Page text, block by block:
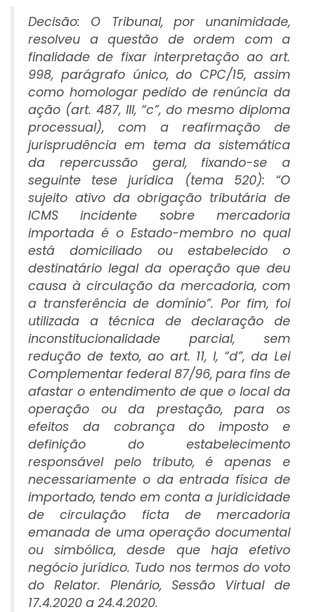
Decisão: O Tribunal, por unanimidade,
resolveu a questão de ordem com a
finalidade de fixar interpretação ao art.
998, parágrafo único, do CPC/15, assim
como homologar pedido de renúncia da
ação (art. 487, III, “c”, do mesmo diploma
processual), com a reafirmação de
jurisprudência em tema da sistemática
da repercussão geral, fixando-se a
seguinte tese jurídica (tema 520): “O
sujeito ativo da obrigação tributária de
ICMS incidente sobre mercadoria
importada é o Estado-membro no qual
está domiciliado ou estabelecido o
destinatário legal da operação que deu
causa à circulação da mercadoria, com
a transferência de domínio”. Por fim, foi
utilizada a técnica de declaração de
inconstitucionalidade parcial, sem
redução de texto, ao art. 11, I, “d”, da Lei
Complementar federal 87/96, para fins de
afastar o entendimento de que o local da
operação ou da prestação, para os
efeitos da cobrança do imposto e
definição do estabelecimento
responsável pelo tributo, é apenas e
necessariamente o da entrada física de
importado, tendo em conta a juridicidade
de circulação ficta de mercadoria
emanada de uma operação documental
ou simbólica, desde que haja efetivo
negócio jurídico. Tudo nos termos do voto
do Relator. Plenário, Sessão Virtual de
17.4.2020 a 24.4.2020.